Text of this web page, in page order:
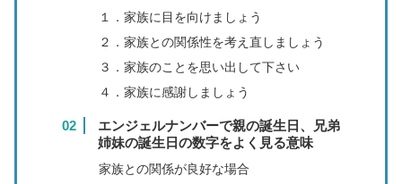
１．家族に目を向けましょう
２．家族との関係性を考え直しましょう
３．家族のことを思い出して下さい
４．家族に感謝しましょう
エンジェルナンバーで親の誕生日、兄弟
姉妹の誕生日の数字をよく見る意味
家族との関係が良好な場合